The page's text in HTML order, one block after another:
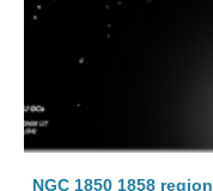
NGC 1850 1858 region